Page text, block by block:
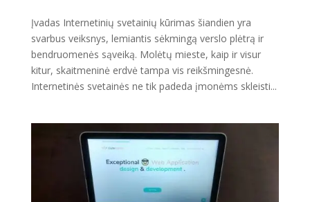
Įvadas Internetinių svetainių kūrimas šiandien yra
svarbus veiksnys, lemiantis sėkmingą verslo plėtrą ir
bendruomenės sąveiką. Molėtų mieste, kaip ir visur
kitur, skaitmeninė erdvė tampa vis reikšmingesnė.
Internetinės svetainės ne tik padeda įmonėms skleisti...